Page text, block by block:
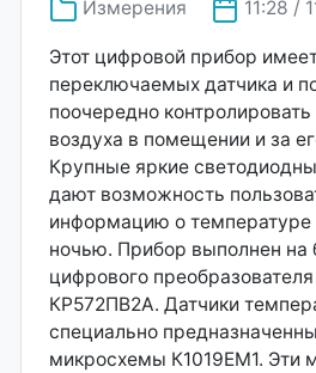
Измерения 11:28 /
Этот цифровой прибор
переключаемых датчика и
поочередно
воздуха в помещении и за
Крупные яркие
дают возможность
информацию о температуре
ночью. Прибор выполнен на
цифрового
КР572ПВ2А. Датчики
специально
микросхемы К1019ЕМ1. Эти